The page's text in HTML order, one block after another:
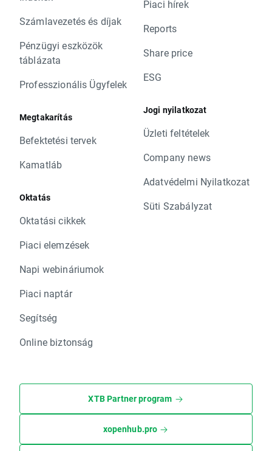
Számlavezetés és díjak
Pénzügyi eszközök
táblázata
Professzionális Ügyfelek
Megtakarítás
Befektetési tervek
Kamatláb
Oktatás
Oktatási cikkek
Piaci elemzések
Napi webináriumok
Piaci naptár
Segítség
Online biztonság
Piaci hírek
Reports
Share price
ESG
Jogi nyilatkozat
Üzleti feltételek
Company news
Adatvédelmi Nyilatkozat
Süti Szabályzat
XTB Partner program
xopenhub.pro